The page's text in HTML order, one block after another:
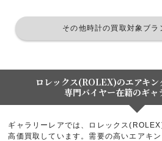
その他時計の買取対象ブラ
ロレックス(ROLEX)のエアキ
専門バイヤー在籍のギャ
ギャラリーレアでは、ロレックス
高価買取しています。需要の高いエアキ